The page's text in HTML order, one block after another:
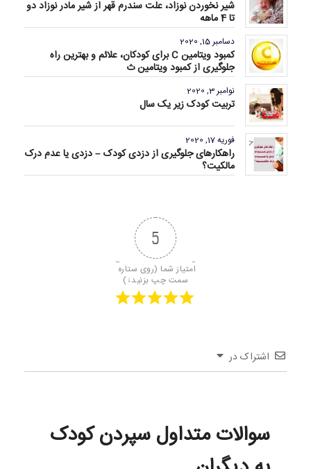
شیر نخوردن نوزاد، علت سندرم قهر از شیر مادر نوزاد دو
تا 4 ماهه
دسامبر 15, 2020
کمبود ویتامین C برای کودکان، علائم و بهترین راه
جلوگیری از کمبود ویتامین ث
نوامبر 3, 2020
تربیت کودک زیر یک سال
فوریه 17, 2020
راهکارهای جلوگیری از دزدی کودک – دزدی یا عدم درک
مالکیت؟
5
امتیاز شما (روی ستاره
سمت چپ بزنید↓)
اشتراک در
سوالات متداول سپردن کودک